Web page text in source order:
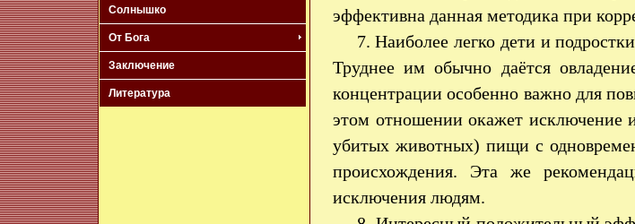
Солнышко
От Бога
Заключение
Литература
эффективна данная методика при
7. Наиболее легко дети и
Труднее им обычно даётся
концентрации особенно важно для
этом отношении окажет исключение
убитых животных) пищи с
происхождения. Эта же
исключения людям.